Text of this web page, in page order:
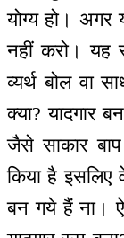
योग्य हो। अगर
नहीं करो। यह
व्यर्थ बोल वा
क्या? यादगार
जैसे साकार
किया है
बन गये हैं ना।